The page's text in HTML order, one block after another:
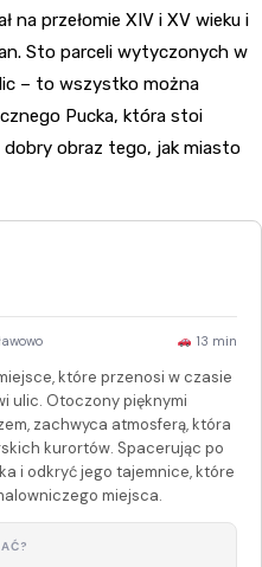
na przełomie XIV i XV wieku i
Sto parceli wytyczonych w
– to wszystko można
Pucka, która stoi
dobry obraz tego, jak miasto
13 min
które przenosi w czasie
ulic. Otoczony pięknymi
zachwyca atmosferą, która
kurortów. Spacerując po
i odkryć jego tajemnice, które
miejsca.